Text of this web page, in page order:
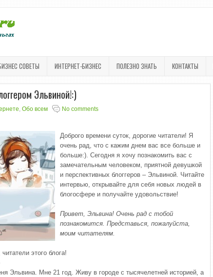
СОВЕТЫ ИНТЕРНЕТ-БИЗНЕС ПОЛЕЗНО ЗНАТЬ КОНТАКТЫ
Эльвиной!:)
, Обо всем No comments
Доброго времени суток, дорогие читатели! Я
очень рад, что с кажим днем вас все больше и
больше:). Сегодня я хочу познакомить вас с
замечательным человеком, приятной девушкой
и перспективных блоггеров – Эльвиной. Читайте
интервью, открывайте для себя новых людей в
блогосфере и получайте удовольствие!
Привет, Эльвина! Очень рад с тобой
познакомится. Представься, пожалуйста,
моим читателям.
этого блога!
Эльвина. Мне 21 год. Живу в городе с тысячелетней историей, а